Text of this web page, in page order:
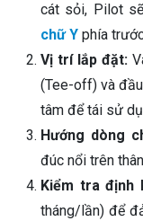
cát sỏi, Pilot
chữ Y phía
Vị trí lắp đặt:
(Tee-off) và
tâm để tái sử
Hướng dòng
đúc nổi trên
Kiểm tra định
tháng/lần) để